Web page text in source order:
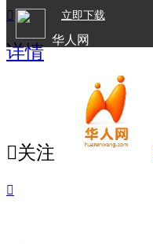
立即下载
华人网

详情
关注
